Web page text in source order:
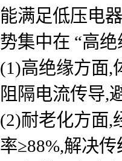
能满足低压电
势集中在 “高
(1)高绝缘方面,
阻隔电流传导,
(2)耐老化方面,
率≥88%,解决